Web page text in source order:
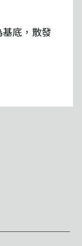
底，散發